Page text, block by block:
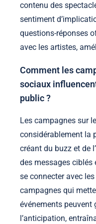
contenu des
sentiment
questions-réponses
avec les artistes,
Comment les
sociaux
public ?
Les campagnes sur
considérablement la
créant du buzz et de
des messages
se connecter avec
campagnes qui
événements peuvent
l’anticipation,